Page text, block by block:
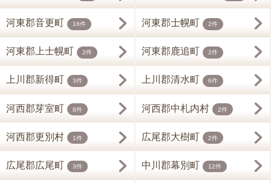
河東郡音更町 16件 河東郡士幌町 2件
河東郡上士幌町 2件 河東郡鹿追町 2件
上川郡新得町 3件 上川郡清水町 6件
河西郡芽室町 8件 河西郡中札内村 2件
河西郡更別村 1件 広尾郡大樹町 2件
広尾郡広尾町 3件 中川郡幕別町 12件